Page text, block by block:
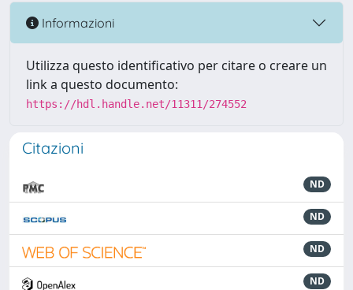
Informazioni
Utilizza questo identificativo per citare o creare un
link a questo documento:
https://hdl.handle.net/11311/274552
Citazioni
ND
ND
ND
ND